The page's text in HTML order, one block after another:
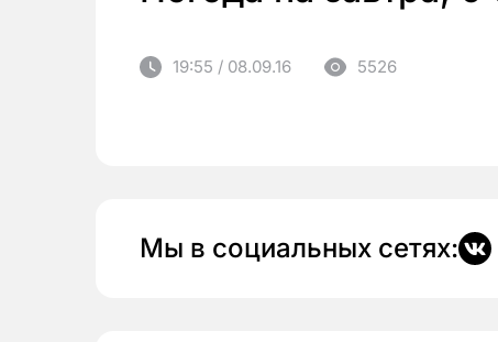
19:55 / 08.09.16 5526
Мы в социальных сетях: